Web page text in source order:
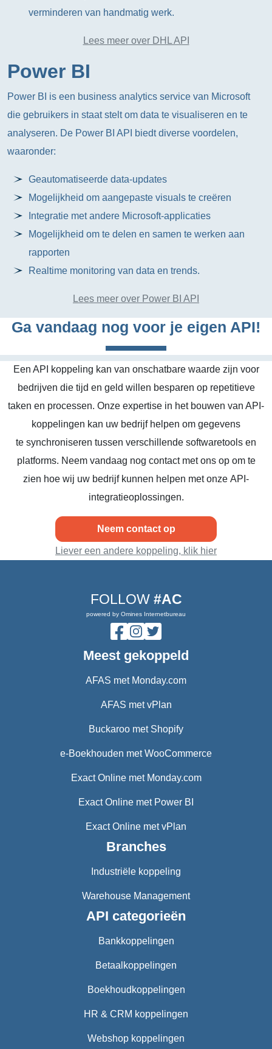
verminderen van handmatig werk.
Lees meer over DHL API
Power BI
Power BI is een business analytics service van Microsoft
die gebruikers in staat stelt om data te visualiseren en te
analyseren. De Power BI API biedt diverse voordelen,
waaronder:
Geautomatiseerde data-updates
Mogelijkheid om aangepaste visuals te creëren
Integratie met andere Microsoft-applicaties
Mogelijkheid om te delen en samen te werken aan
rapporten
Realtime monitoring van data en trends.
Lees meer over Power BI API
Ga vandaag nog voor je eigen API!
Een API koppeling kan van onschatbare waarde zijn voor
bedrijven die tijd en geld willen besparen op repetitieve
taken en processen. Onze expertise in het bouwen van API-
koppelingen kan uw bedrijf helpen om gegevens
te synchroniseren tussen verschillende softwaretools en
platforms. Neem vandaag nog contact met ons op om te
zien hoe wij uw bedrijf kunnen helpen met onze API-
integratieoplossingen.
Neem contact op
Liever een andere koppeling, klik hier
FOLLOW #AC
powered by Omines Internetbureau
Meest gekoppeld
AFAS met Monday.com
AFAS met vPlan
Buckaroo met Shopify
e-Boekhouden met WooCommerce
Exact Online met Monday.com
Exact Online met Power BI
Exact Online met vPlan
Branches
Industriële koppeling
Warehouse Management
API categorieën
Bankkoppelingen
Betaalkoppelingen
Boekhoudkoppelingen
HR & CRM koppelingen
Webshop koppelingen